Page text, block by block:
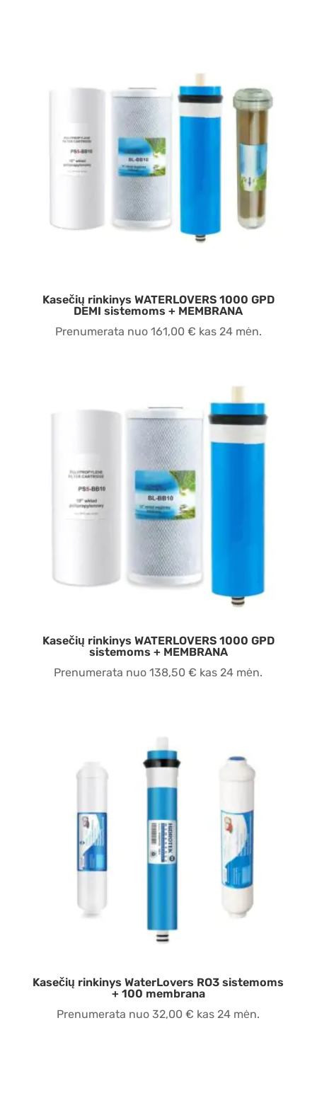
Kasečių rinkinys WATERLOVERS 1000 GPD
DEMI sistemoms + MEMBRANA
Prenumerata nuo 161,00 € kas 24 mėn.
Kasečių rinkinys WATERLOVERS 1000 GPD
sistemoms + MEMBRANA
Prenumerata nuo138,50€ kas 24 mėn.
Kasečių rinkinys WaterLovers RO3 sistemoms
+ 100 membrana
Prenumerata nuo32,00€ kas 24 mėn.